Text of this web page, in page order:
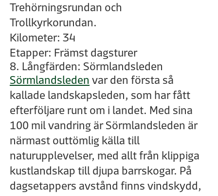
Trehörningsrundan och
Trollkyrkorundan.
Kilometer: 34
Etapper: Främst dagsturer
8. Långfärden: Sörmlandsleden
Sörmlandsleden var den första så
kallade landskapsleden, som har fått
efterföljare runt om i landet. Med sina
100 mil vandring är Sörmlandsleden är
närmast outtömlig källa till
naturupplevelser, med allt från klippiga
kustlandskap till djupa barrskogar. På
dagsetappers avstånd finns vindskydd,